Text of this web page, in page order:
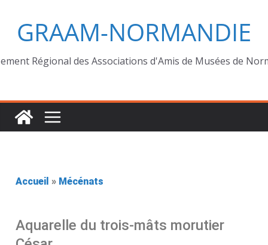
GRAAM-NORMANDIE
Régional des Associations d'Amis de Musées de
Accueil » Mécénats
Aquarelle du trois-mâts morutier